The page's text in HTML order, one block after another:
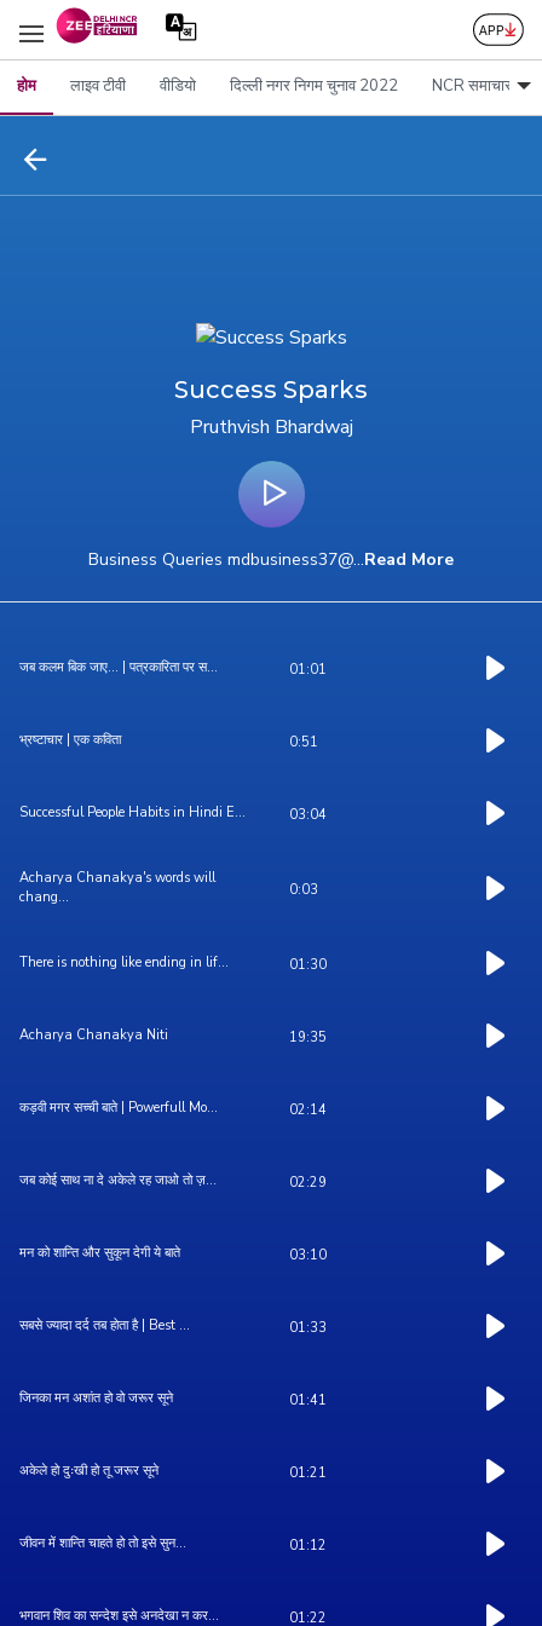
होम लाइव टीवी वीडियो दिल्ली नगर निगम चुनाव 2022 NCR समाचार
Success Sparks
Pruthvish Bhardwaj
Business Queries mdbusiness37@...Read More
जब कलम बिक जाए... | पत्रकारिता पर स... 01:01
भ्रष्टाचार | एक कविता 0:51
Successful People Habits in Hindi E... 03:04
Acharya Chanakya's words will
chang...
0:03
There is nothing like ending in lif... 01:30
Acharya Chanakya Niti 19:35
कड़वी मगर सच्ची बाते | Powerfull Mo... 02:14
जब कोई साथ ना दे अकेले रह जाओ तो ज़... 02:29
मन को शान्ति और सुकून देगी ये बाते 03:10
सबसे ज्यादा दर्द तब होता है | Best ... 01:33
जिनका मन अशांत हो वो जरूर सूने 01:41
अकेले हो दुःखी हो तू जरूर सूने 01:21
जीवन में शान्ति चाहते हो तो इसे सुन... 01:12
भगवान शिव का सन्देश इसे अनदेखा न कर... 01:22